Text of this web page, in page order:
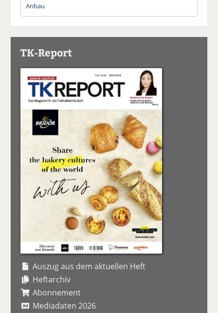
Anbau
TK-Report
Auszug aus dem aktuellen Heft
Heftarchiv
Abonnement
Mediadaten 2026